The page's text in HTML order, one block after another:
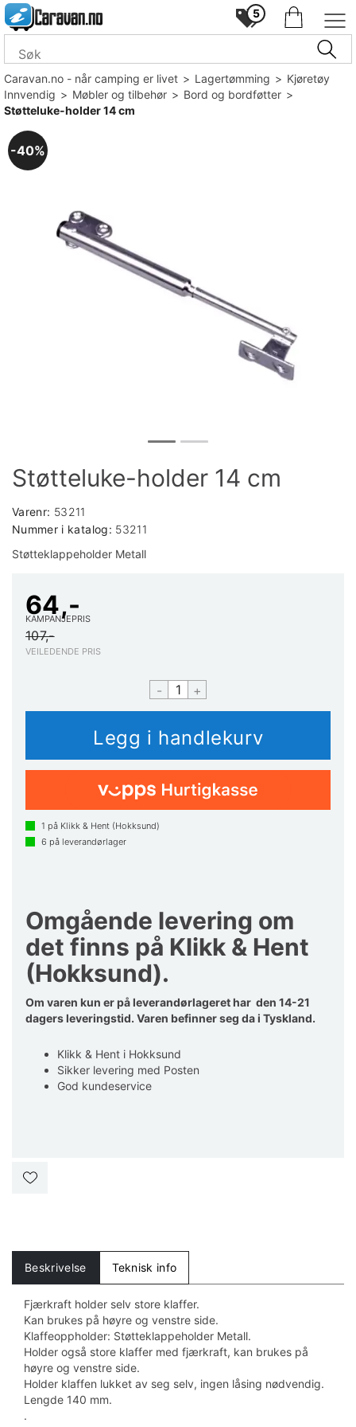
5
Caravan.no - når camping er livet>Lagertømming>Kjøretøy
Innvendig>Møbler og tilbehør>Bord og bordføtter>
Støtteluke-holder 14 cm
40%
Støtteluke-holder 14 cm
Varenr: 53211
Nummer i katalog: 53211
Støtteklappeholder Metall
64,-
KAMPANJEPRIS
107,-
VEILEDENDE PRIS
- +
1 på Klikk & Hent (Hokksund)
6 på leverandørlager
Omgående levering om
det finns på Klikk & Hent
(Hokksund).
Om varen kun er på leverandørlageret har den 14-21
dagers leveringstid. Varen befinner seg da i Tyskland.
Klikk & Hent i Hokksund
Sikker levering med Posten
God kundeservice
Beskrivelse Teknisk info
Fjærkraft holder selv store klaffer.
Kan brukes på høyre og venstre side.
Klaffeoppholder: Støtteklappeholder Metall.
Holder også store klaffer med fjærkraft, kan brukes på
høyre og venstre side.
Holder klaffen lukket av seg selv, ingen låsing nødvendig.
Lengde 140 mm.
.